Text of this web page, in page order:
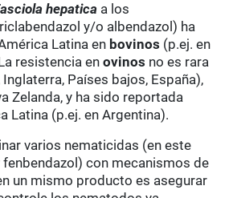
hepatica a los
y/o albendazol) ha
Latina en bovinos (p.ej. en
resistencia enovinos no es rara
Países bajos, España),
Zelanda, y ha sido reportada
Latina (p.ej. en Argentina).
varios nematicidas (en este
con mecanismos de
un mismo producto es asegurar